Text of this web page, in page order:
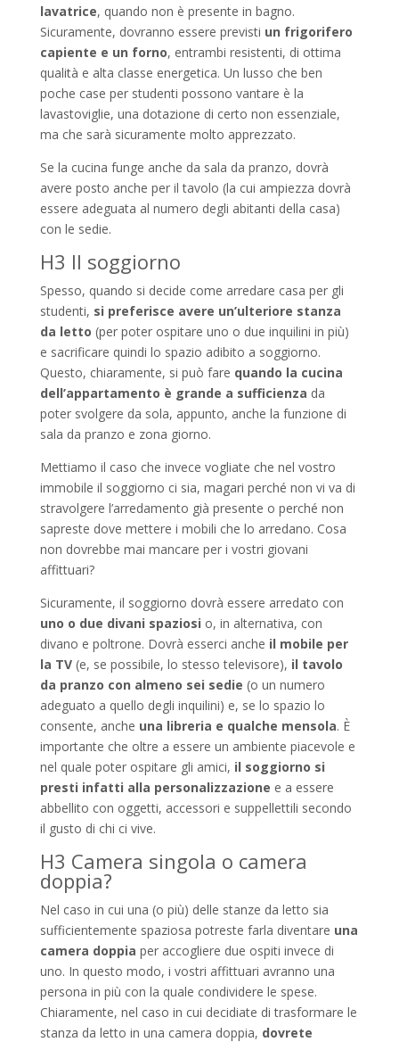
lavatrice, quando non è presente in bagno.
Sicuramente, dovranno essere previsti un frigorifero
capiente e un forno, entrambi resistenti, di ottima
qualità e alta classe energetica. Un lusso che ben
poche case per studenti possono vantare è la
lavastoviglie, una dotazione di certo non essenziale,
ma che sarà sicuramente molto apprezzato.
Se la cucina funge anche da sala da pranzo, dovrà
avere posto anche per il tavolo (la cui ampiezza dovrà
essere adeguata al numero degli abitanti della casa)
con le sedie.
H3 Il soggiorno
Spesso, quando si decide come arredare casa per gli
studenti, si preferisce avere un’ulteriore stanza
da letto (per poter ospitare uno o due inquilini in più)
e sacrificare quindi lo spazio adibito a soggiorno.
Questo, chiaramente, si può fare quando la cucina
dell’appartamento è grande a sufficienza da
poter svolgere da sola, appunto, anche la funzione di
sala da pranzo e zona giorno.
Mettiamo il caso che invece vogliate che nel vostro
immobile il soggiorno ci sia, magari perché non vi va di
stravolgere l’arredamento già presente o perché non
sapreste dove mettere i mobili che lo arredano. Cosa
non dovrebbe mai mancare per i vostri giovani
affittuari?
Sicuramente, il soggiorno dovrà essere arredato con
uno o due divani spaziosi o, in alternativa, con
divano e poltrone. Dovrà esserci anche il mobile per
la TV(e, se possibile, lo stesso televisore), il tavolo
da pranzo con almeno sei sedie (o un numero
adeguato a quello degli inquilini) e, se lo spazio lo
consente, anche una libreria e qualche mensola. È
importante che oltre a essere un ambiente piacevole e
nel quale poter ospitare gli amici, il soggiorno si
presti infatti alla personalizzazione e a essere
abbellito con oggetti, accessori e suppellettili secondo
il gusto di chi ci vive.
H3 Camera singola o camera
doppia?
Nel caso in cui una (o più) delle stanze da letto sia
sufficientemente spaziosa potreste farla diventare una
camera doppia per accogliere due ospiti invece di
uno. In questo modo, i vostri affittuari avranno una
persona in più con la quale condividere le spese.
Chiaramente, nel caso in cui decidiate di trasformare le
stanza da letto in una camera doppia, dovrete